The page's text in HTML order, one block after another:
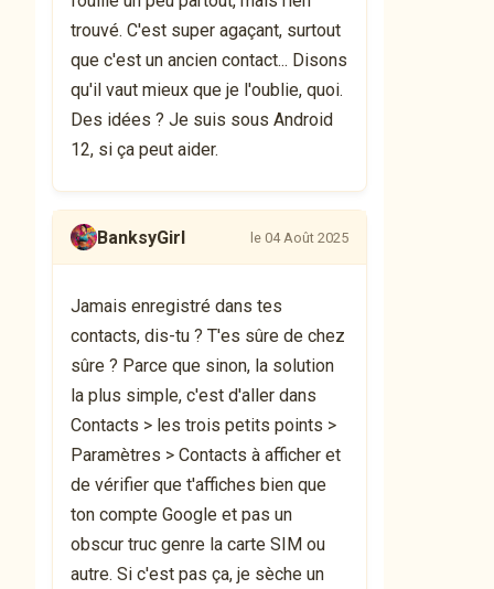
trouvé. C'est super agaçant, surtout
que c'est un ancien contact... Disons
qu'il vaut mieux que je l'oublie, quoi.
Des idées ? Je suis sous Android
12, si ça peut aider.
BanksyGirl le 04 Août 2025
Jamais enregistré dans tes
contacts, dis-tu ? T'es sûre de chez
sûre ? Parce que sinon, la solution
la plus simple, c'est d'aller dans
Contacts > les trois petits points >
Paramètres > Contacts à afficher et
de vérifier que t'affiches bien que
ton compte Google et pas un
obscur truc genre la carte SIM ou
autre. Si c'est pas ça, je sèche un